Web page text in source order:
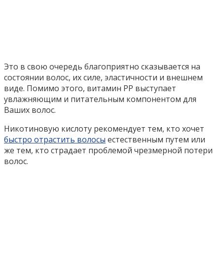
Это в свою очередь благоприятно сказывается на
состоянии волос, их силе, эластичности и внешнем
виде. Помимо этого, витамин РР выступает
увлажняющим и питательным компонентом для
Ваших волос.
Никотиновую кислоту рекомендует тем, кто хочет
быстро отрастить волосы естественным путем или
же тем, кто страдает проблемой чрезмерной потери
волос.